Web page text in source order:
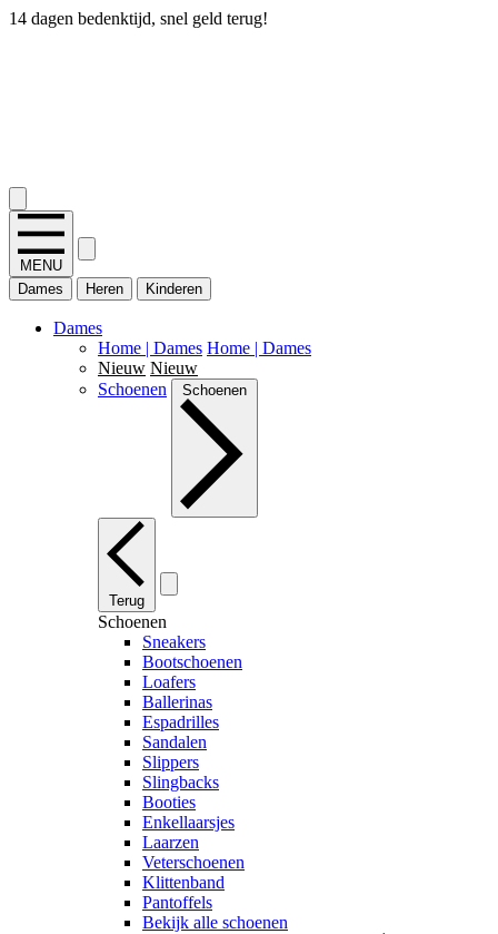
14 dagen bedenktijd, snel geld terug!
MENU
Dames
Heren Kinderen
Dames
Home | Dames Home | Dames
Nieuw Nieuw
Schoenen
Schoenen
Terug
Schoenen
Sneakers
Bootschoenen
Loafers
Ballerinas
Espadrilles
Sandalen
Slippers
Slingbacks
Booties
Enkellaarsjes
Laarzen
Veterschoenen
Klittenband
Pantoffels
Bekijk alle schoenen